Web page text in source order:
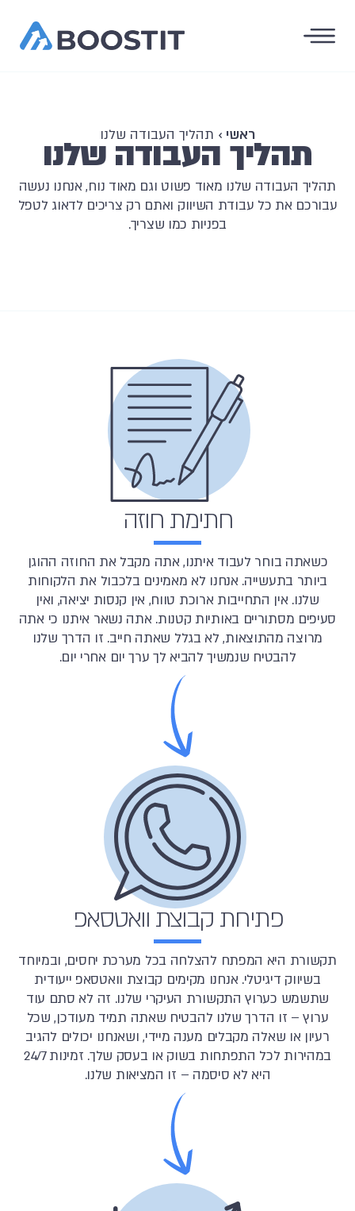
ראשי › תהליך העבודה שלנו
תהליך העבודה שלנו
תהליך העבודה שלנו מאוד פשוט וגם מאוד נוח, אנחנו נעשה
עבורכם את כל עבודת השיווק ואתם רק צריכים לדאוג לטפל
בפניות כמו שצריך.
חתימת חוזה
כשאתה בוחר לעבוד איתנו, אתה מקבל את החוזה ההוגן
ביותר בתעשייה. אנחנו לא מאמינים בלכבול את הלקוחות
שלנו. אין התחייבות ארוכת טווח, אין קנסות יציאה, ואין
סעיפים מסתוריים באותיות קטנות. אתה נשאר איתנו כי אתה
מרוצה מהתוצאות, לא בגלל שאתה חייב. זו הדרך שלנו
להבטיח שנמשיך להביא לך ערך יום אחרי יום.
פתיחת קבוצת וואטסאפ
תקשורת היא המפתח להצלחה בכל מערכת יחסים, ובמיוחד
בשיווק דיגיטלי. אנחנו מקימים קבוצת וואטסאפ ייעודית
שתשמש כערוץ התקשורת העיקרי שלנו. זה לא סתם עוד
ערוץ – זו הדרך שלנו להבטיח שאתה תמיד מעודכן, שכל
רעיון או שאלה מקבלים מענה מיידי, ושאנחנו יכולים להגיב
במהירות לכל התפתחות בשוק או בעסק שלך. זמינות 24/7
היא לא סיסמה – זו המציאות שלנו.